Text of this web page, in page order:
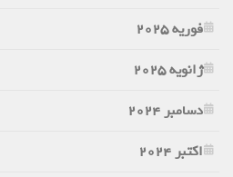
فوریه 2025
ژانویه 2025
دسامبر 2024
اکتبر 2024